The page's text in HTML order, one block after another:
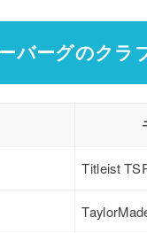
バーグのクラ
Titleist